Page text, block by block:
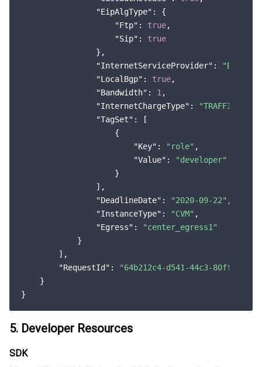
"EipAlgType" : {
"Ftp" : true,
"Sip" : true
                },
"InternetServiceProvider" : "BGP"
"LocalBgp" : true,
"Bandwidth" : 1 ,
"InternetChargeType" :
"TagSet" : [
                    {
"Key" : "role" ,
"Value" :
"developer"
                    }
                ],
"DeadlineDate" : "2020-09-22" ,
"InstanceType" : "CVM" ,
"Egress" :
"center_egress1"
            }
        ],
"RequestId" :
"64b212c4-d541-44c3-80ff-
    }
5. Developer Resources
SDK